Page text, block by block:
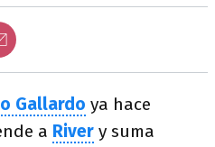
Gallardo ya hace
a River y suma